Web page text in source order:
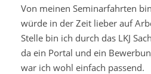
Von meinen Seminarfahrten
würde in der Zeit lieber auf
Stelle bin ich durch das LKJ
da ein Portal und ein
war ich wohl einfach passend.